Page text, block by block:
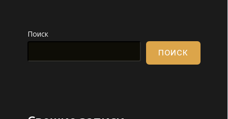
Поиск
ПОИСК